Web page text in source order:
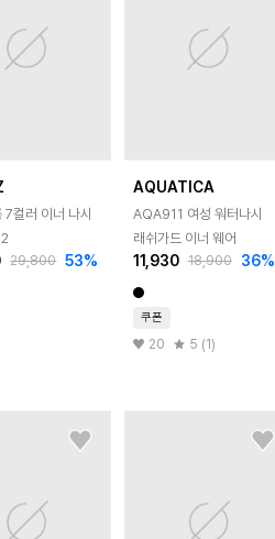
7컬러 이너 나시
29,800 53%
AQUATICA
AQA911 여성 워터나시
래쉬가드 이너 웨어
11,930 18,900 36%
쿠폰
20 5 (1)